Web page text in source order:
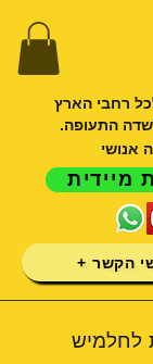
רחבי הארץ
התעופה.
אנושי
מיידית
הקשר +
לחלמיש